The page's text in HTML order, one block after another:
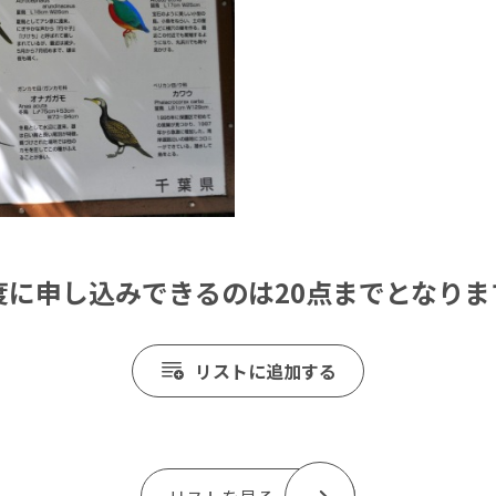
に申し込みできるのは20点までとなりま
リストに追加する